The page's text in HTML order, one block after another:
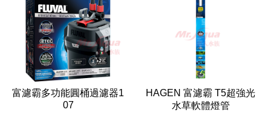
富濾霸多功能圓桶過濾器1
07
HAGEN 富濾霸 T5超強光
水草軟體燈管